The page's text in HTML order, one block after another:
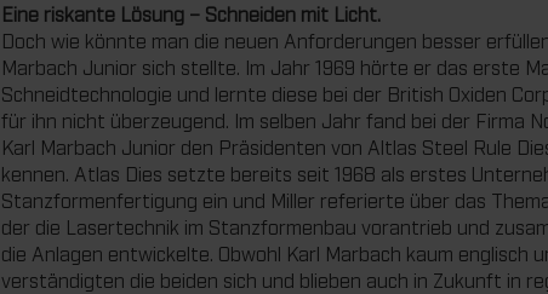
Eine riskante Lösung – Schneiden mit Licht.
Doch wie könnte man die neuen Anforderungen besser
Marbach Junior sich stellte. Im Jahr 1969 hörte er das erste
Schneidtechnologie und lernte diese bei der British Oxiden
für ihn nicht überzeugend. Im selben Jahr fand bei der Firma
Karl Marbach Junior den Präsidenten von Altlas Steel Rule
kennen. Atlas Dies setzte bereits seit 1968 als erstes
Stanzformenfertigung ein und Miller referierte über das
der die Lasertechnik im Stanzformenbau vorantrieb und
die Anlagen entwickelte. Obwohl Karl Marbach kaum englisch
verständigten die beiden sich und blieben auch in Zukunft in